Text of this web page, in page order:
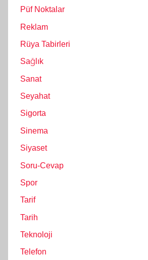
Püf Noktalar
Reklam
Rüya Tabirleri
Sağlık
Sanat
Seyahat
Sigorta
Sinema
Siyaset
Soru-Cevap
Spor
Tarif
Tarih
Teknoloji
Telefon